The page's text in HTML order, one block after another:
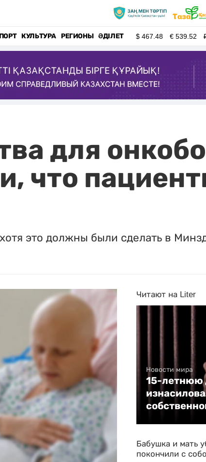
КУЛЬТУРА РЕГИОНЫ ӘДІЛЕТ $467.48 €539.52
для
что
это должны были сделать в
Читают на Liter
Новости мира
15-летнюю
Бабушка и мать
покончили с